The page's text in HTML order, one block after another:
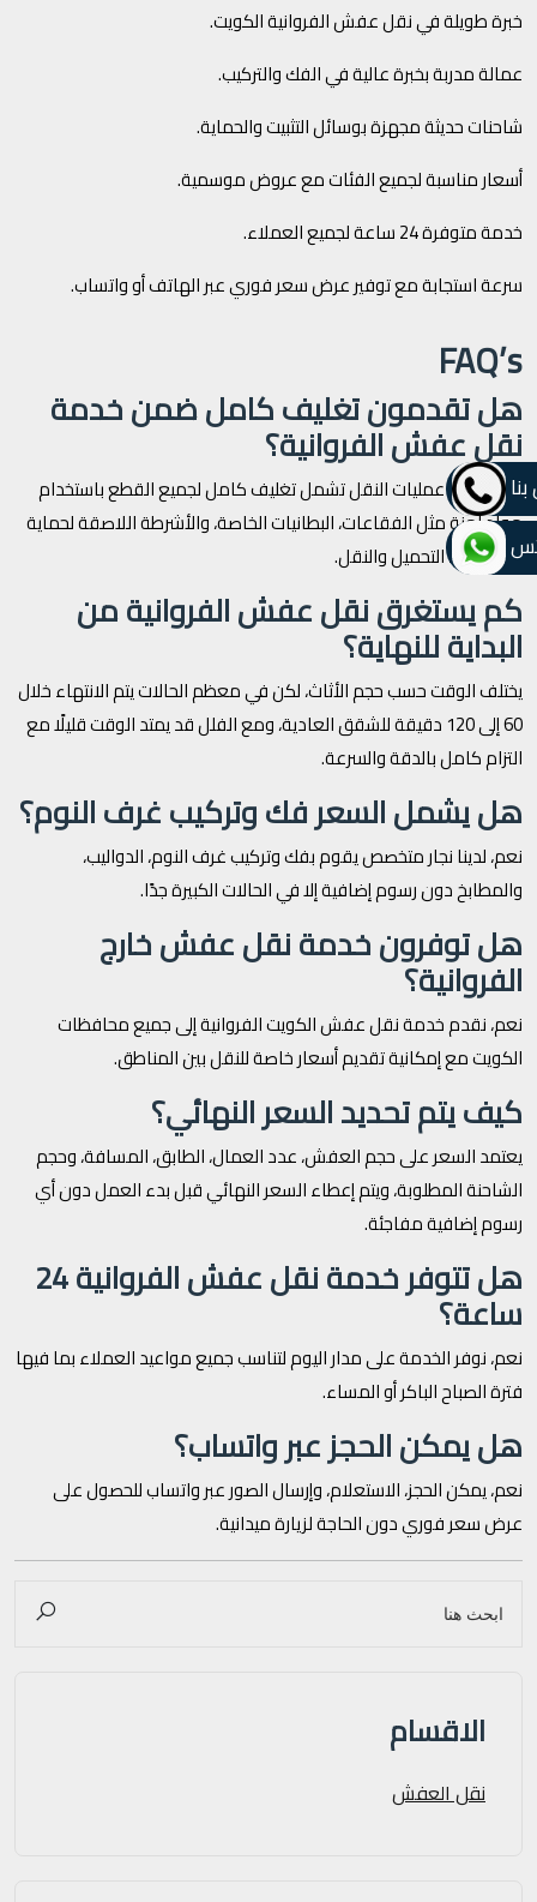
خبرة طويلة في نقل عفش الفروانية الكويت.
عمالة مدربة بخبرة عالية في الفك والتركيب.
شاحنات حديثة مجهزة بوسائل التثبيت والحماية.
أسعار مناسبة لجميع الفئات مع عروض موسمية.
خدمة متوفرة 24 ساعة لجميع العملاء.
سرعة استجابة مع توفير عرض سعر فوري عبر الهاتف أو واتساب.
FAQ’s
هل تقدمون تغليف كامل ضمن خدمة
نقل عفش الفروانية؟
نعم، جميع عمليات النقل تشمل تغليف كامل لجميع القطع باستخدام
مواد آمنة مثل الفقاعات، البطانيات الخاصة، والأشرطة اللاصقة لحماية
الأثاث أثناء التحميل والنقل.
كم يستغرق نقل عفش الفروانية من
البداية للنهاية؟
يختلف الوقت حسب حجم الأثاث، لكن في معظم الحالات يتم الانتهاء خلال
60 إلى 120 دقيقة للشقق العادية، ومع الفلل قد يمتد الوقت قليلًا مع
التزام كامل بالدقة والسرعة.
هل يشمل السعر فك وتركيب غرف النوم؟
نعم، لدينا نجار متخصص يقوم بفك وتركيب غرف النوم، الدواليب،
والمطابخ دون رسوم إضافية إلا في الحالات الكبيرة جدًا.
هل توفرون خدمة نقل عفش خارج
الفروانية؟
نعم، نقدم خدمة نقل عفش الكويت الفروانية إلى جميع محافظات
الكويت مع إمكانية تقديم أسعار خاصة للنقل بين المناطق.
كيف يتم تحديد السعر النهائي؟
يعتمد السعر على حجم العفش، عدد العمال، الطابق، المسافة، وحجم
الشاحنة المطلوبة، ويتم إعطاء السعر النهائي قبل بدء العمل دون أي
رسوم إضافية مفاجئة.
هل تتوفر خدمة نقل عفش الفروانية 24
ساعة؟
نعم، نوفر الخدمة على مدار اليوم لتناسب جميع مواعيد العملاء بما فيها
فترة الصباح الباكر أو المساء.
هل يمكن الحجز عبر واتساب؟
نعم، يمكن الحجز، الاستعلام، وإرسال الصور عبر واتساب للحصول على
عرض سعر فوري دون الحاجة لزيارة ميدانية.
الاقسام
نقل العفش